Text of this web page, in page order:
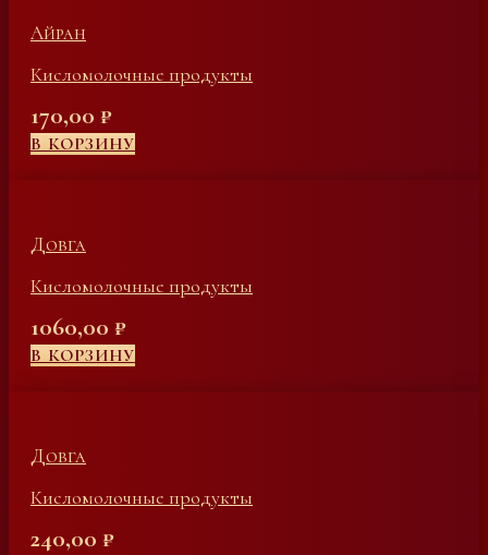
Айран
Кисломолочные продукты
170,00 ₽
В КОРЗИНУ
Довга
Кисломолочные продукты
1060,00 ₽
В КОРЗИНУ
Довга
Кисломолочные продукты
240,00 ₽